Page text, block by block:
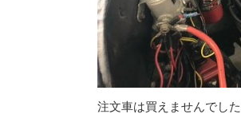
注文車は買えませんでし